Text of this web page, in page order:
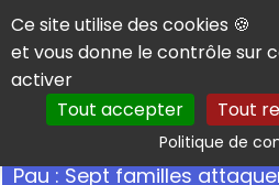
Panneau de gestion des cookies
Ce site utilise des cookies 🍪
et vous donne le contrôle sur
activer
Tout accepter
Tout
Politique de
Pau : Sept familles